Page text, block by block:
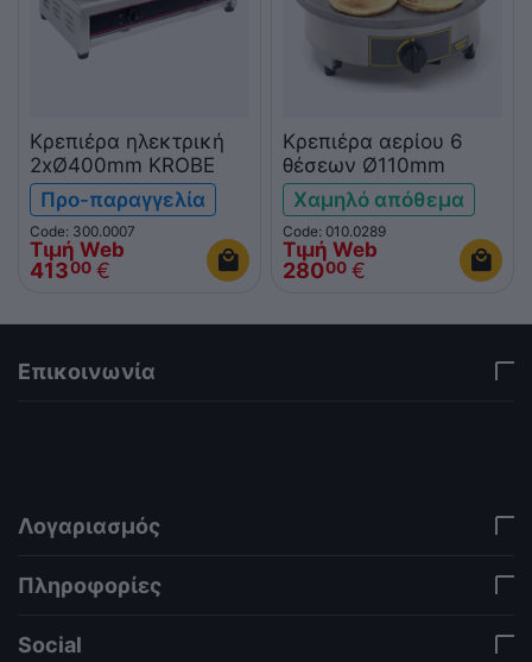
Κρεπιέρα ηλεκτρική
2xØ400mm KROBE
Προ-παραγγελία
Code: 300.0007
Τιμή Web
41300 €
Κρεπιέρα αερίου 6
θέσεων Ø110mm
Χαμηλό απόθεμα
Code: 010.0289
Τιμή Web
28000 €
Επικοινωνία
Λογαριασμός
Πληροφορίες
Social